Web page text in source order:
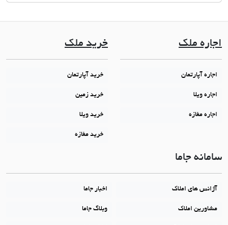
اجاره ملک
اجاره آپارتمان
اجاره ویلا
اجاره مغازه
خرید ملک
خرید آپارتمان
خرید زمین
خرید ویلا
خرید مغازه
سامانه جاما
آژانس های املاک اخبار جاما
مشاورین املاک وبلاگ جاما